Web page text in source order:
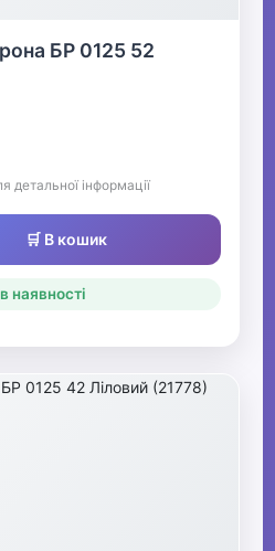
БР 0125 52
детальної інформації
🛒 В кошик
наявності